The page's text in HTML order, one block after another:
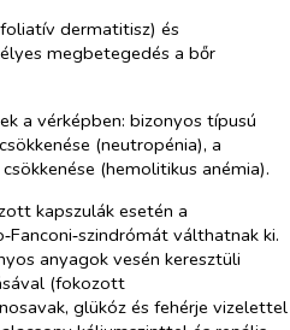
dermatitisz) és
megbetegedés a bőr
a vérképben: bizonyos típusú
(neutropénia), a
(hemolitikus anémia).
kapszulák esetén a
válthatnak ki.
anyagok vesén keresztüli
(fokozott
glükóz és fehérje vizelettel